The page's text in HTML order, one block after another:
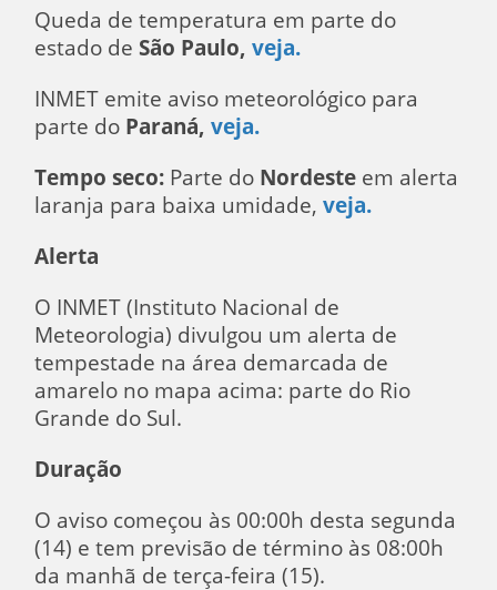
Queda de temperatura em parte do
estado de São Paulo,veja.
INMET emite aviso meteorológico para
parte do Paraná,veja.
Tempo seco: Parte do Nordeste em alerta
laranja para baixa umidade,veja.
Alerta
O INMET (Instituto Nacional de
Meteorologia) divulgou um alerta de
tempestade na área demarcada de
amarelo no mapa acima: parte do Rio
Grande do Sul.
Duração
O aviso começou às 00:00h desta segunda
(14) e tem previsão de término às 08:00h
da manhã de terça-feira (15).